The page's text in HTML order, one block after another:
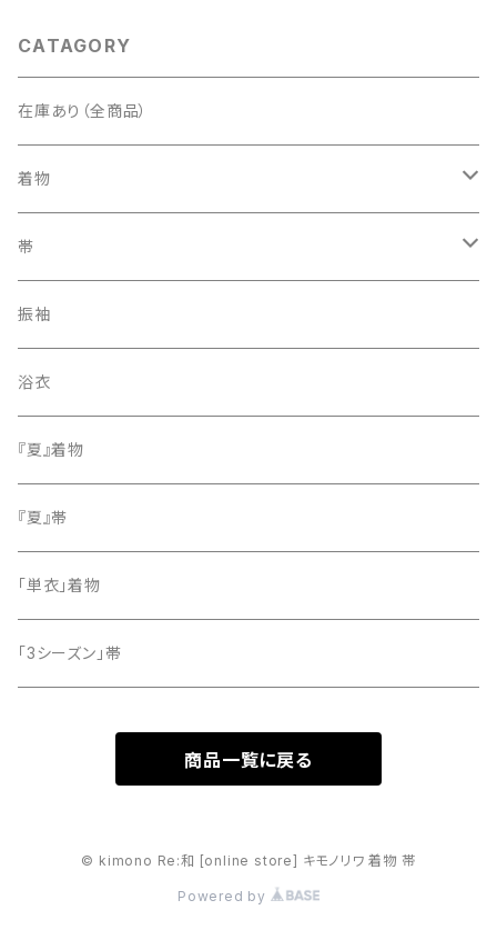
CATAGORY
在庫あり（全商品）
着物
訪問着・付下げ
紬
色無地
小紋
留袖
帯
袋帯
名古屋帯
振袖
浴衣
『夏』着物
『夏』帯
「単衣」着物
「3シーズン」帯
商品一覧に戻る
© kimono Re:和 [online store] キモノリワ 着物 帯
Powered by